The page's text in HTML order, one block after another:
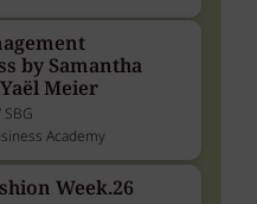
by Samantha
Meier
Academy
Week.26